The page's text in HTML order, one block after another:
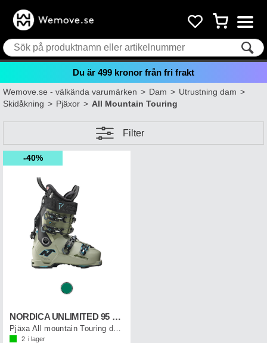
Du är 499 kronor från fri frakt
Wemove.se - välkända varumärken>Dam>Utrustning dam>
Skidåkning>Pjäxor>All Mountain Touring
Filter
40%
NORDICA UNLIMITED 95 W DYN
2 i lager